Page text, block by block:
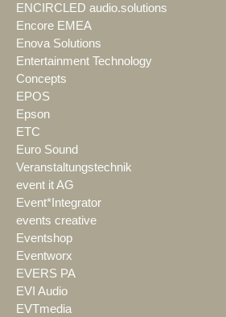
ENCIRCLED audio.solutions
Encore EMEA
Enova Solutions
Entertainment Technology
Concepts
EPOS
Epson
ETC
Euro Sound
Veranstaltungstechnik
event it AG
Event*Integrator
events creative
Eventshop
Eventworx
EVERS PA
EVI Audio
EVTmedia